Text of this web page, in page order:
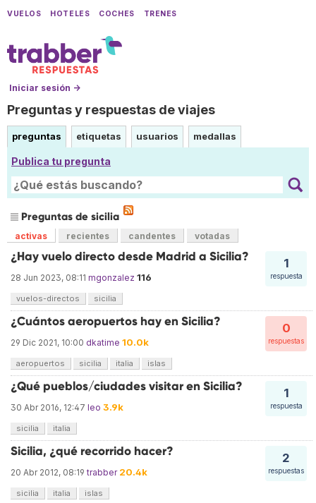
VUELOS HOTELES COCHES TRENES
Iniciar sesión →
Preguntas y respuestas de viajes
preguntas etiquetas usuarios medallas
Publica tu pregunta
Preguntas de sicilia
activas recientes candentes votadas
1
respuesta
¿Hay vuelo directo desde Madrid a Sicilia?
28 Jun 2023, 08:11 mgonzalez 116
vuelos-directos sicilia
0
respuestas
¿Cuántos aeropuertos hay en Sicilia?
29 Dic 2021, 10:00 dkatime 10.0k
aeropuertos sicilia italia islas
1
respuesta
¿Qué pueblos/ciudades visitar en Sicilia?
30 Abr 2016, 12:47 leo 3.9k
sicilia italia
2
respuestas
Sicilia, ¿qué recorrido hacer?
20 Abr 2012, 08:19 trabber 20.4k
sicilia italia islas